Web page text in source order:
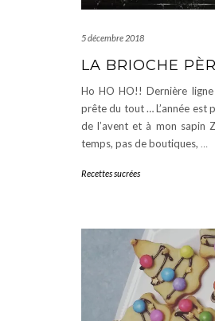
5 décembre 2018
LA BRIOCHE
Ho HO HO!! Dernière
prête du tout … L’année est
de l’avent et à mon sapin
temps, pas de boutiques, …
Recettes sucrées